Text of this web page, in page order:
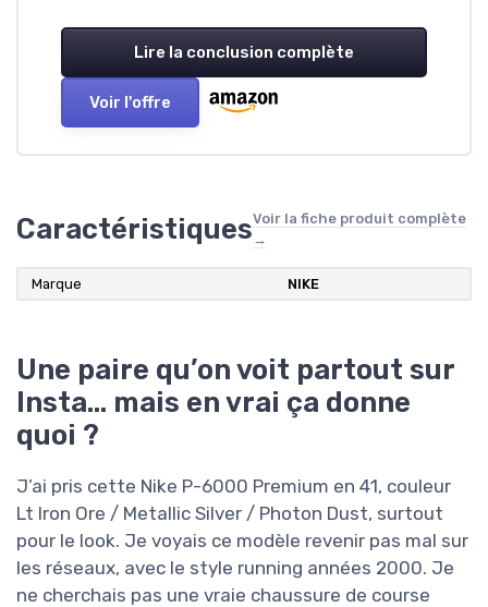
Lire la conclusion complète
Voir l'offre
CaractéristiquesVoir la fiche produit complète
→
Marque NIKE
Une paire qu’on voit partout sur
Insta… mais en vrai ça donne
quoi ?
J’ai pris cette Nike P-6000 Premium en 41, couleur
Lt Iron Ore / Metallic Silver / Photon Dust, surtout
pour le look. Je voyais ce modèle revenir pas mal sur
les réseaux, avec le style running années 2000. Je
ne cherchais pas une vraie chaussure de course